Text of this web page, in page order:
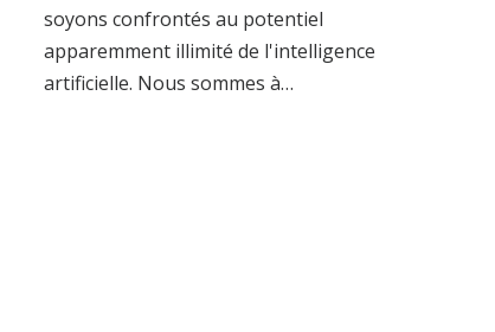
soyons confrontés au potentiel
apparemment illimité de l'intelligence
artificielle. Nous sommes à…